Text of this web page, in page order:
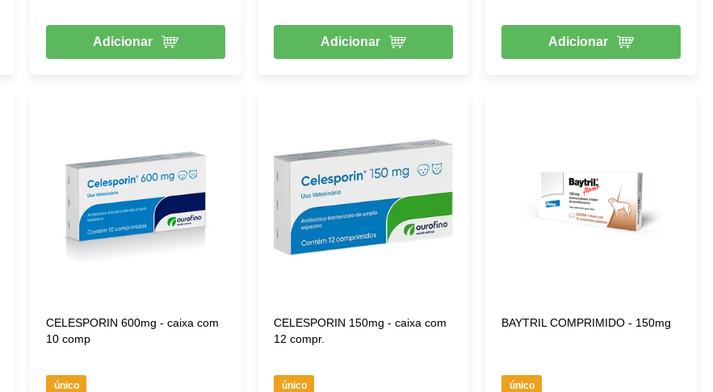
Adicionar Adicionar Adicionar
CELESPORIN 600mg - caixa com
10 comp
único
CELESPORIN 150mg - caixa com
12 compr.
único
BAYTRIL COMPRIMIDO - 150mg
único